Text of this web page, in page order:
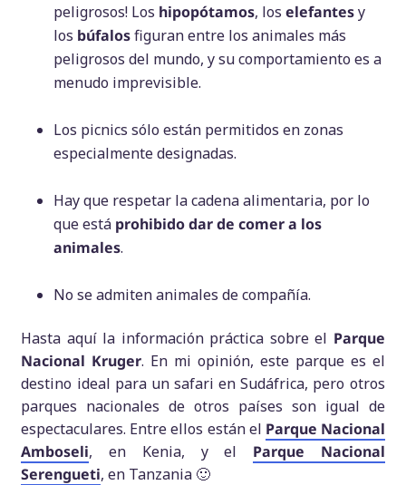
peligrosos! Los hipopótamos, loselefantesy
los búfalosfiguran entre los animales más
peligrosos del mundo, y su comportamiento es a
menudo imprevisible.
Los picnics sólo están permitidos en zonas
especialmente designadas.
Hay que respetar la cadena alimentaria, por lo
que está prohibido dar de comer a los
animales.
No se admiten animales de compañía.
Hasta aquí la información práctica sobre el Parque
Nacional Kruger. En mi opinión, este parque es el
destino ideal para un safari en Sudáfrica, pero otros
parques nacionales de otros países son igual de
espectaculares. Entre ellos están el Parque Nacional
Amboseli, en Kenia, y el Parque Nacional
Serengueti, en Tanzania 🙂